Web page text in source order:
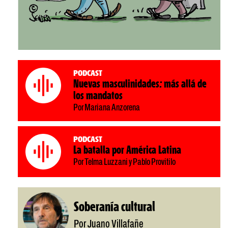
Podcast
Nuevas masculinidades: más allá de
los mandatos
Por Mariana Anzorena
Podcast
La batalla por América Latina
Por Telma Luzzani y Pablo Provitilo
Soberanía cultural
Por Juano Villafañe